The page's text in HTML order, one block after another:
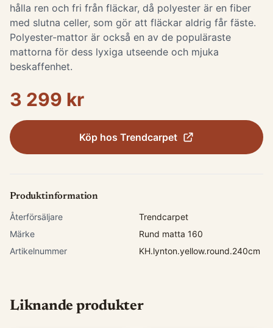
hålla ren och fri från fläckar, då polyester är en fiber
med slutna celler, som gör att fläckar aldrig får fäste.
Polyester-mattor är också en av de populäraste
mattorna för dess lyxiga utseende och mjuka
beskaffenhet.
3 299 kr
Köp hos Trendcarpet
Produktinformation
Återförsäljare
Trendcarpet
Märke
Rund matta 160
Artikelnummer
KH.lynton.yellow.round.240cm
Liknande produkter